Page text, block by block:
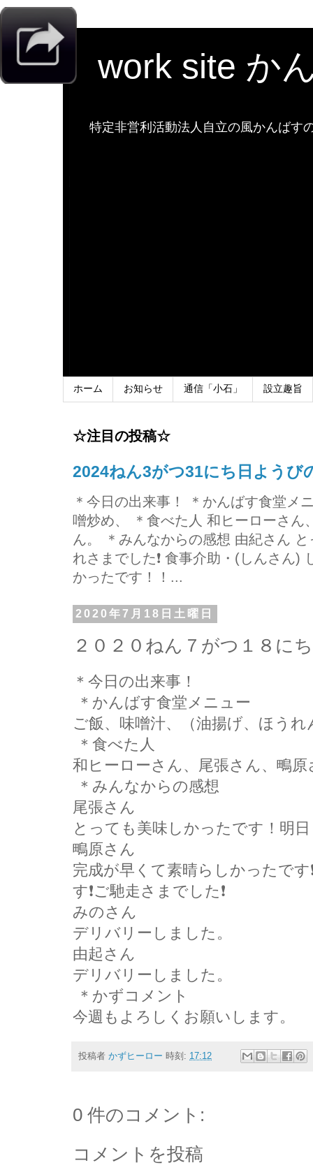
work site か
特定非営利活動法人自立の風かんばす
ホーム お知らせ 通信「小石」 設立趣旨
☆注目の投稿☆
2024ねん3がつ31にち日ようび
＊今日の出来事！ ＊かんばす食堂メ
噌炒め、 ＊食べた人 和ヒーローさん
ん。 ＊みんなからの感想 由紀さん
れさまでした❗ 食事介助・(しんさん)
かったです！！...
2020年7月18日土曜日
２０２０ねん７がつ１８に
＊今日の出来事！
＊かんばす食堂メニュー
ご飯、味噌汁、（油揚げ、ほうれ
＊食べた人
和ヒーローさん、尾張さん、鴫
＊みんなからの感想
尾張さん
とっても美味しかったです！明日
鴫原さん
完成が早くて素晴らしかったです
す❗ご馳走さまでした❗
みのさん
デリバリーしました。
由起さん
デリバリーしました。
＊かずコメント
今週もよろしくお願いします。
投稿者 かずヒーロー 時刻: 17:12
0 件のコメント:
コメントを投稿